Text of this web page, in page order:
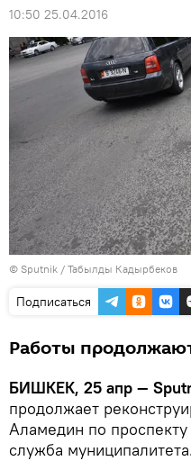
10:50 25.04.2016
© Sputnik / Табылды Кадырбеков
Подписаться
Работы
БИШКЕК, 25 апр —
продолжает
Аламедин по
служба